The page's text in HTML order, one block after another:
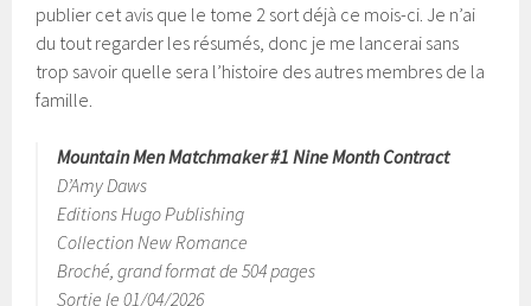
publier cet avis que le tome 2 sort déjà ce mois-ci. Je n’ai
du tout regarder les résumés, donc je me lancerai sans
trop savoir quelle sera l’histoire des autres membres de la
famille.
Mountain Men Matchmaker #1 Nine Month Contract
D’Amy Daws
Editions Hugo Publishing
Collection New Romance
Broché, grand format de 504 pages
Sortie le 01/04/2026